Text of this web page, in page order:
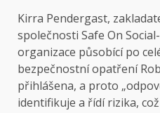
Kirra Pendergast,
společnosti Safe On
organizace působící po
bezpečnostní opatření
přihlášena, a proto
identifikuje a řídí rizika,